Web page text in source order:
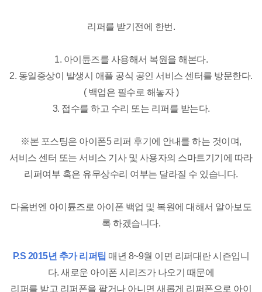
리퍼를 받기전에 한번.
1. 아이튠즈를 사용해서 복원을 해본다.
2. 동일증상이 발생시 애플 공식 공인 서비스 센터를 방문한다.
( 백업은 필수로 해놓자 )
3. 접수를 하고 수리 또는 리퍼를 받는다.
※본 포스팅은 아이폰5 리퍼 후기에 안내를 하는 것이며,
서비스 센터 또는 서비스 기사 및 사용자의 스마트기기에 따라
리퍼여부 혹은 유무상수리 여부는 달라질 수 있습니다.
다음번엔 아이튠즈로 아이폰 백업 및 복원에 대해서 알아보도
록 하겠습니다.
P.S 2015년 추가 리퍼팁 매년 8~9월 이면 리퍼대란 시즌입니
다. 새로운 아이폰 시리즈가 나오기 때문에
리퍼를 받고 리퍼폰을 팔거나 아니면 새롭게 리퍼폰으로 아이